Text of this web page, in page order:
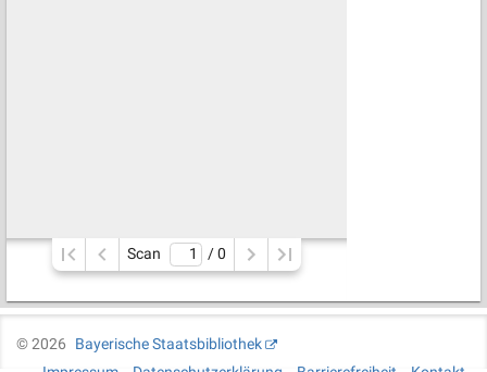
Scan / 0
©2026
Bayerische Staatsbibliothek